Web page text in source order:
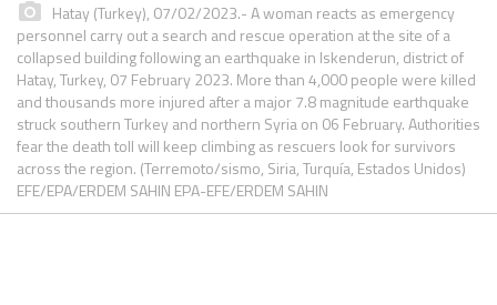
Hatay (Turkey), 07/02/2023.- A woman reacts as emergency
personnel carry out a search and rescue operation at the site of a
collapsed building following an earthquake in Iskenderun, district of
Hatay, Turkey, 07 February 2023. More than 4,000 people were killed
and thousands more injured after a major 7.8 magnitude earthquake
struck southern Turkey and northern Syria on 06 February. Authorities
fear the death toll will keep climbing as rescuers look for survivors
across the region. (Terremoto/sismo, Siria, Turquía, Estados Unidos)
EFE/EPA/ERDEM SAHIN EPA-EFE/ERDEM SAHIN